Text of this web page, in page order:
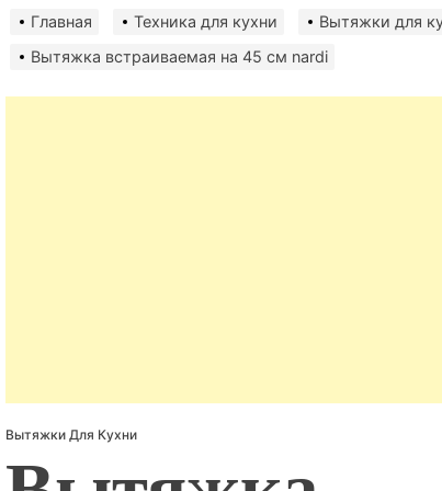
Главная Техника для кухни
Вытяжки для
Вытяжка встраиваемая на 45 см nardi
Вытяжки Для Кухни